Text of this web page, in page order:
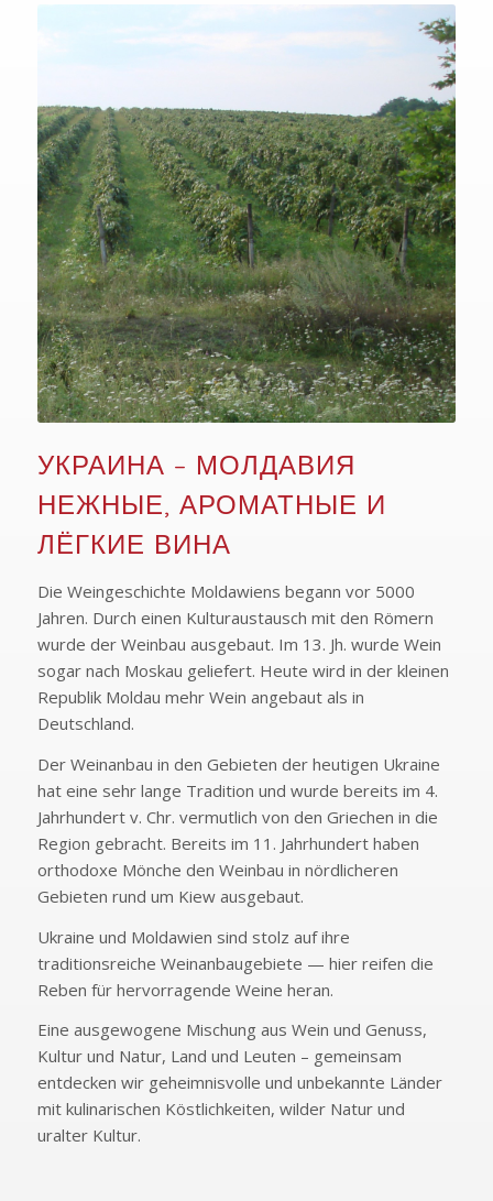
УКРАИНА – МОЛДАВИЯ
НЕЖНЫЕ, АРОМАТНЫЕ И
ЛЁГКИЕ ВИНА
Die Weingeschichte Moldawiens begann vor 5000
Jahren. Durch einen Kulturaustausch mit den Römern
wurde der Weinbau ausgebaut. Im 13. Jh. wurde Wein
sogar nach Moskau geliefert. Heute wird in der kleinen
Republik Moldau mehr Wein angebaut als in
Deutschland.
Der Weinanbau in den Gebieten der heutigen Ukraine
hat eine sehr lange Tradition und wurde bereits im 4.
Jahrhundert v. Chr. vermutlich von den Griechen in die
Region gebracht. Bereits im 11. Jahrhundert haben
orthodoxe Mönche den Weinbau in nördlicheren
Gebieten rund um Kiew ausgebaut.
Ukraine und Moldawien sind stolz auf ihre
traditionsreiche Weinanbaugebiete — hier reifen die
Reben für hervorragende Weine heran.
Eine ausgewogene Mischung aus Wein und Genuss,
Kultur und Natur, Land und Leuten – gemeinsam
entdecken wir geheimnisvolle und unbekannte Länder
mit kulinarischen Köstlichkeiten, wilder Natur und
uralter Kultur.